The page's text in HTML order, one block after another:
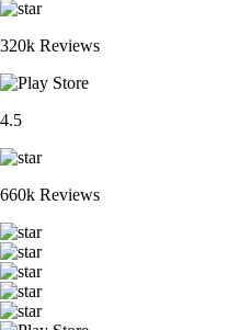
320k Reviews
4.5
660k Reviews